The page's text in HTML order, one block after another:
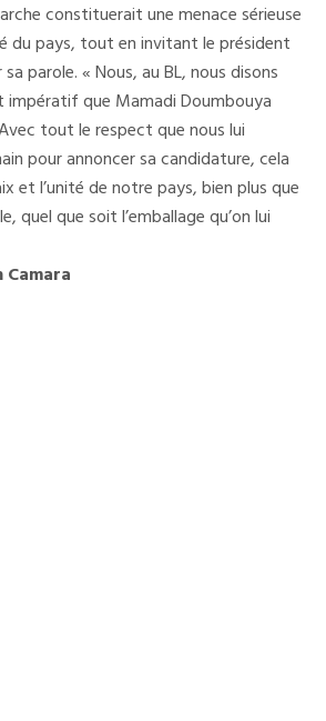
constituerait une menace sérieuse
du pays, tout en invitant le président
parole. « Nous, au BL, nous disons
que Mamadi Doumbouya
tout le respect que nous lui
pour annoncer sa candidature, cela
et l’unité de notre pays, bien plus que
quel que soit l’emballage qu’on lui
Camara